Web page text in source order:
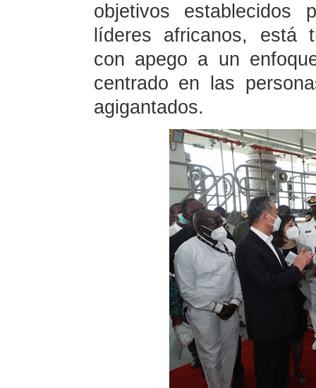
objetivos
líderes africanos, está
con apego a un
centrado en las
agigantados.